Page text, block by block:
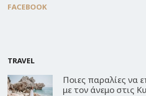
FACEBOOK
TRAVEL
Ποιες παραλίες να
με τον άνεμο στις